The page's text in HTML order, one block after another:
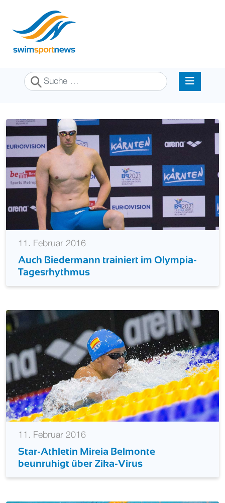
Suchen
11. Februar 2016
Auch Biedermann trainiert im Olympia-
Tagesrhythmus
11. Februar 2016
Star-Athletin Mireia Belmonte
beunruhigt über Zika-Virus